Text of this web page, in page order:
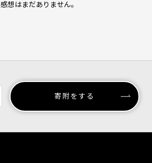
感想はまだありません。
寄附をする